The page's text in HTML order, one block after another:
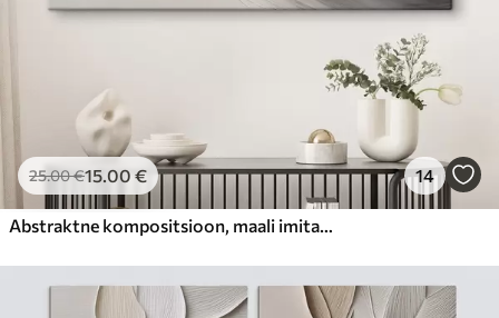
25.00€15.00 € 14
Abstraktne kompositsioon, maali imitatsioon